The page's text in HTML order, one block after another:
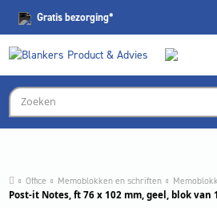
Gratisbezorging*
Office Memoblokken en schriften
Post-it Notes, ft 76 x 102 mm, geel, blok van